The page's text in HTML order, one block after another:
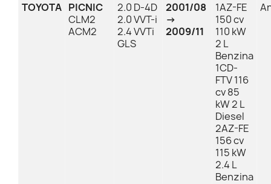
TOYOTA PICNIC
CLM2
ACM2
2.0 D-4D
2.0 VVT-i
2.4 VVTi
GLS
2001/08
→
2009/11
1AZ-FE
150 cv
110 kW
2 L
Benzina
1CD-
FTV 116
cv 85
kW 2 L
Diesel
2AZ-FE
156 cv
115 kW
2.4 L
Benzina